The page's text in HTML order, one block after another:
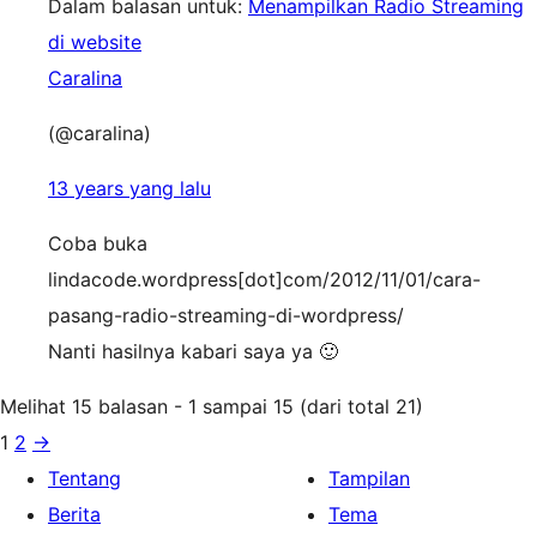
Dalam balasan untuk: Menampilkan Radio Streaming
di website
Caralina
(@caralina)
13 years yang lalu
Coba buka
lindacode.wordpress[dot]com/2012/11/01/cara-
pasang-radio-streaming-di-wordpress/
Nanti hasilnya kabari saya ya 🙂
Melihat 15 balasan - 1 sampai 15 (dari total 21)
1 2 →
Tentang
Berita
Tampilan
Tema